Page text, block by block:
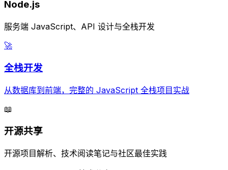
Node.js
服务端 JavaScript、API 设计与全栈开发
🚀
全栈开发
从数据库到前端，完整的 JavaScript 全栈项目实战
📖
开源共享
开源项目解析、技术阅读笔记与社区最佳实践